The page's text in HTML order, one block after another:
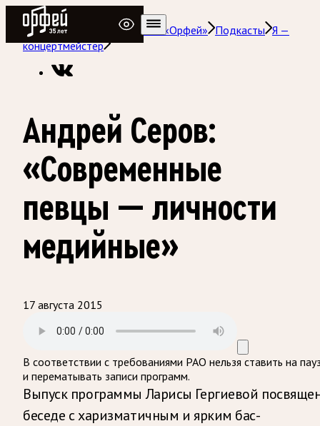
Радио Орфей
Радио классической музыки «Орфей» Подкасты Я —
концертмейстер
Андрей Серов:
«Современные
певцы — личности
медийные»
17 августа 2015
В соответствии с требованиями РАО нельзя ставить на
и перематывать записи программ.
Выпуск программы Ларисы Гергиевой
беседе с харизматичным и ярким бас-